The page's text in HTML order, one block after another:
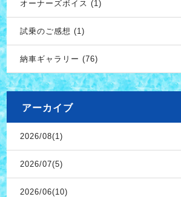
オーナーズボイス (1)
試乗のご感想 (1)
納車ギャラリー (76)
アーカイブ
2026/08(1)
2026/07(5)
2026/06(10)